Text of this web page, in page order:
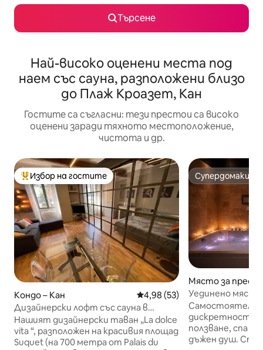
Търсене
Най-високо оценени места под
наем със сауна, разположени близо
до Плаж Кроазет, Кан
Гостите са съгласни: тези престои са високо
оценени заради тяхното местоположение,
чистота и др.
Най-популярен избор на гостите
Избор на гостите
Кондо – Кан Средна оценка: 4,98 от 5,
4,98 (53)
Дизайнерски лофт със сауна в
сърцето на квартал „Суке“
Нашият дизайнерски таван „La dolce
vita “, разположен на красивия площад
Suquet (на 700 метра от Palais du
Супердомакин
Супердомакин
Място за
юр Мер
Уединено място
джакузи за
Самостоятелно
дискретност.
ползване, спа
дъжен душ. Стая Premium Love –